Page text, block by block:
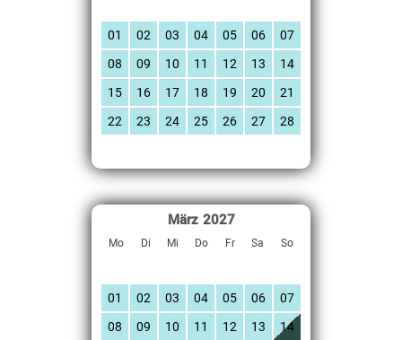
01 02 03 04 05 06
07
08
09 10 11 12 13
14
15
16 17 18 19 20
21
22
23 24 25 26 27 28
März 2027
Mo Di Mi Do Fr Sa So
01 02 03 04 05 06
07
08
09 10 11 12 13
14